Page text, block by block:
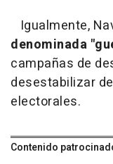
Igualmente,
denominada
campañas de
desestabilizar
electorales.
Contenido